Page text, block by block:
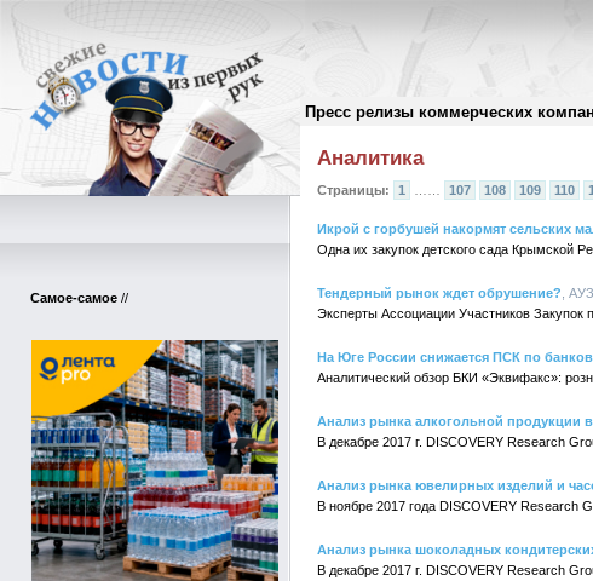
Пресс релизы коммерческих
Самое-самое //
Архив пресс-релизов//
Аналитика
Страницы: 1 107 108 109 110
Икрой с горбушей накормят сельских
Одна их закупок детского сада Крымской
Тендерный рынок ждет обрушение? ,
Эксперты Ассоциации Участников Закупок
На Юге России снижается ПСК по
Аналитический обзор БКИ «Эквифакс»:
Анализ рынка алкогольной продукции в
В декабре 2017 г. DISCOVERY Research
Анализ рынка ювелирных изделий и
В ноябре 2017 года DISCOVERY Research
Анализ рынка шоколадных
В декабре 2017 г. DISCOVERY Research